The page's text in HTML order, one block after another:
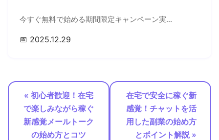
今すぐ無料で始める期間限定キャンペーン実...
📅 2025.12.29
« 初心者歓迎！在宅
で楽しみながら稼ぐ
新感覚メールトーク
の始め方とコツ
在宅で安全に稼ぐ新
感覚！チャットを活
用した副業の始め方
とポイント解説 »